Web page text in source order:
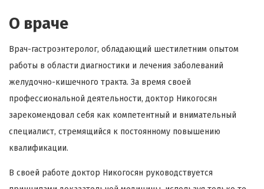
О враче
Врач-гастроэнтеролог, обладающий шестилетним опытом
работы в области диагностики и лечения заболеваний
желудочно-кишечного тракта. За время своей
профессиональной деятельности, доктор Никогосян
зарекомендовал себя как компетентный и внимательный
специалист, стремящийся к постоянному повышению
квалификации.
В своей работе доктор Никогосян руководствуется